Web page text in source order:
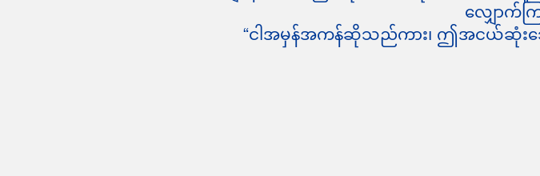
လျှောက်
“ငါအမှန်အကန်ဆိုသည်ကား၊ ဤအငယ်ဆုံ